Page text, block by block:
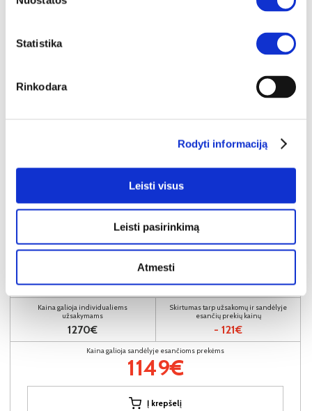
Statistika
Rinkodara
Rodyti informaciją
Leisti visus
Leisti pasirinkimą
Atmesti
PORTIMAO-LC (III gr.) minkštas kampas (Imagine Me-03) K
G:194cm
Kaina galioja individualiems
užsakymams
1270€
Skirtumas tarp užsakomų ir sandėlyje
esančių prekių kainų
- 121€
Kaina galioja sandėlyje esančioms prekėms
1149€
Į krepšelį